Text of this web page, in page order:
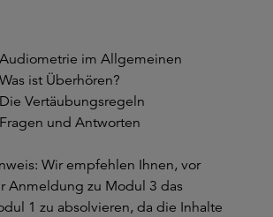
im Allgemeinen
ist Überhören?
Vertäubungsregeln
und Antworten
Wir empfehlen Ihnen, vor
Anmeldung zu Modul 3 das
1 zu absolvieren, da die Inhalte